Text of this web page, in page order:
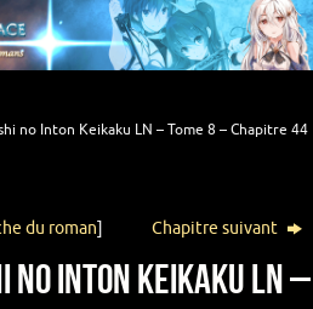
no Inton Keikaku LN – Tome 8 – Chapitre 44
du roman] Chapitre suivant
no Inton Keikaku LN –